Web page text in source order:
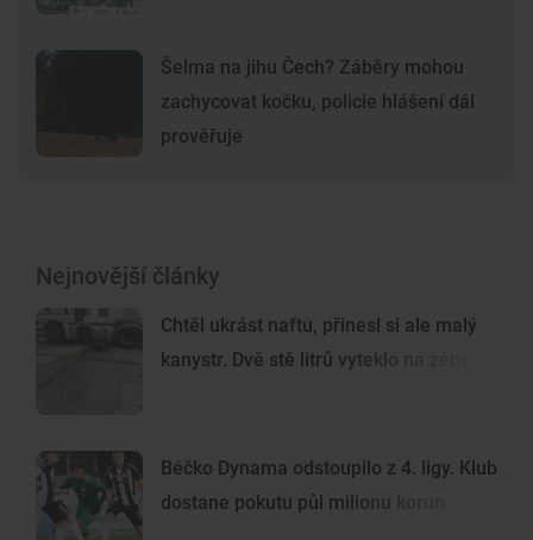
Šelma na jihu Čech? Záběry mohou
zachycovat kočku, policie hlášení dál
prověřuje
Nejnovější články
Chtěl ukrást naftu, přinesl si ale malý
kanystr. Dvě stě litrů vyteklo na zem
Béčko Dynama odstoupilo z 4. ligy. Klub
dostane pokutu půl milionu korun